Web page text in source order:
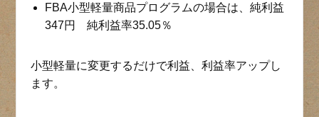
FBA小型軽量商品プログラムの場合は、純利益
347円 純利益率35.05％
小型軽量に変更するだけで利益、利益率アップし
ます。